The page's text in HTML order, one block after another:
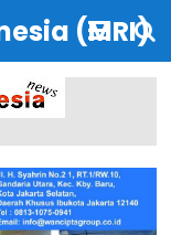
(MRI)